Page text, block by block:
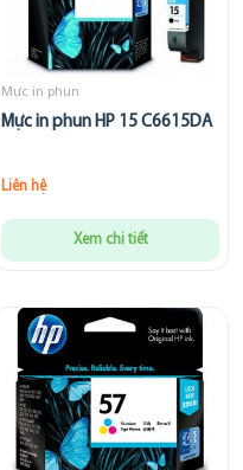
Mực in phun
Mực in phun HP 15 C6615DA
Liên hệ
Xem chi tiết